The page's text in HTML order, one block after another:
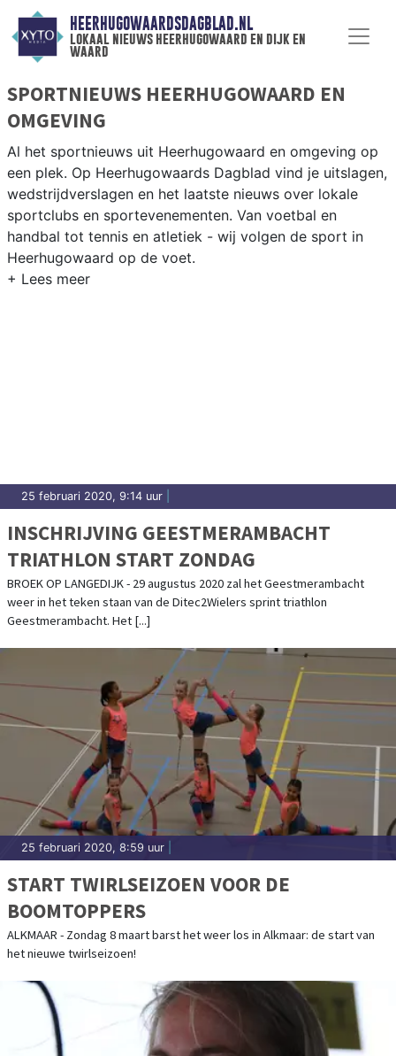
HEERHUGOWAARDSDAGBLAD.NL
lokaal nieuws heerhugowaard en dijk en
waard
SPORTNIEUWS HEERHUGOWAARD EN
OMGEVING
Al het sportnieuws uit Heerhugowaard en omgeving op
een plek. Op Heerhugowaards Dagblad vind je uitslagen,
wedstrijdverslagen en het laatste nieuws over lokale
sportclubs en sportevenementen. Van voetbal en
handbal tot tennis en atletiek - wij volgen de sport in
Heerhugowaard op de voet.
25 februari 2020, 9:14 uur
INSCHRIJVING GEESTMERAMBACHT
TRIATHLON START ZONDAG
BROEK OP LANGEDIJK - 29 augustus 2020 zal het Geestmerambacht
weer in het teken staan van de Ditec2Wielers sprint triathlon
Geestmerambacht. Het [...]
25 februari 2020, 8:59 uur
START TWIRLSEIZOEN VOOR DE
BOOMTOPPERS
ALKMAAR - Zondag 8 maart barst het weer los in Alkmaar: de start van
het nieuwe twirlseizoen!